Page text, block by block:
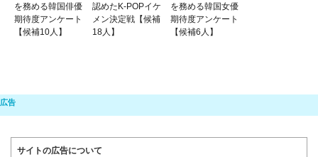
を務める韓国俳優
期待度アンケート
【候補10人】
認めたK-POPイケ
メン決定戦【候補
18人】
を務める韓国女優
期待度アンケート
【候補6人】
サイトの広告について